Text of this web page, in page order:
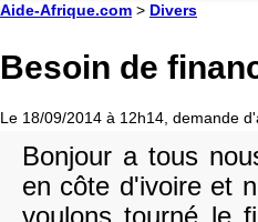
Aide-Afrique.com > Divers
Besoin de
Le 18/09/2014 à 12h14, demande
Bonjour a tous
en côte d'ivoire et